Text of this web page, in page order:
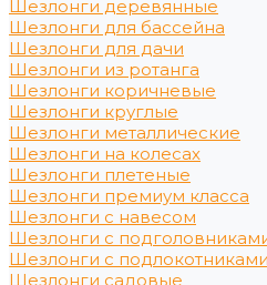
Шезлонги деревянные
Шезлонги для бассейна
Шезлонги для дачи
Шезлонги из ротанга
Шезлонги коричневые
Шезлонги круглые
Шезлонги металлические
Шезлонги на колесах
Шезлонги плетеные
Шезлонги премиум класса
Шезлонги с навесом
Шезлонги с
Шезлонги с подлокотниками
Шезлонги садовые